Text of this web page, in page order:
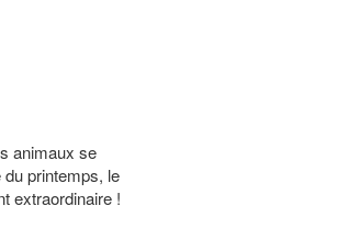
animaux se
du printemps, le
extraordinaire !